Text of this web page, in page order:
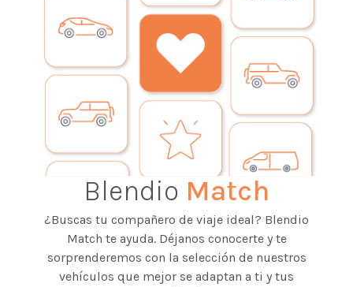
Blendio Match
¿Buscas tu compañero de viaje ideal? Blendio
Match te ayuda. Déjanos conocerte y te
sorprenderemos con la selección de nuestros
vehículos que mejor se adaptan a ti y tus